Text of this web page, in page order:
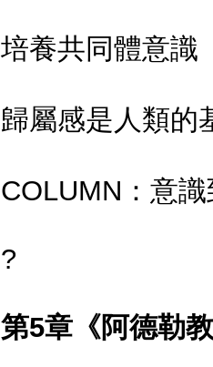
培養共同體意識
歸屬感是人類的
COLUMN：意
?
第5章《阿德勒